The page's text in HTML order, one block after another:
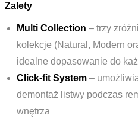
Zalety
Multi Collection – trzy
kolekcje (Natural, Modern
idealne dopasowanie do
Click-fit System–
demontaż listwy podczas
wnętrza